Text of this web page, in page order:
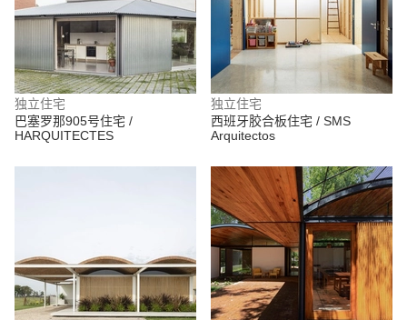
独立住宅
巴塞罗那905号住宅 /
HARQUITECTES
独立住宅
西班牙胶合板住宅 / SMS
Arquitectos